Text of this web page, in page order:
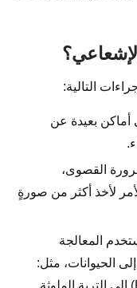
التالية:
أماكن بعيدة عن
القصوى،
لأخذ أكثر من صورةٍ
المعالجة
إلى الحيوانات، مثل: